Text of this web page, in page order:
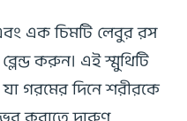
এক চিমটি লেবুর রস
করুন। এই স্মুথিটি
যা গরমের দিনে শরীরকে
করাতে দারুণ